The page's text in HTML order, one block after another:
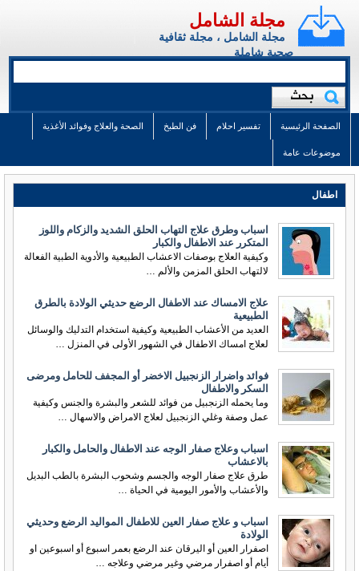
مجلة الشامل
مجلة الشامل ، مجلة ثقافية
صحية شاملة
الصفحة الرئيسية تفسير احلام فن الطبخ الصحة والعلاج وفوائد الأغذية
موضوعات عامة
اطفال
اسباب وطرق علاج التهاب الحلق الشديد والزكام واللوز
المتكرر عند الاطفال والكبار
وكيفية العلاج بوصفات الاعشاب الطبيعية والأدوية الطبية الفعالة
لالتهاب الحلق المزمن والألم …
علاج الامساك عند الاطفال الرضع حديثي الولادة بالطرق
الطبيعية
العديد من الأعشاب الطبيعية وكيفية استخدام التدليك والوسائل
لعلاج امساك الاطفال في الشهور الأولى في المنزل …
فوائد واضرار الزنجبيل الاخضر أو المجفف للحامل ومرضى
السكر والاطفال
وما يحمله الزنجبيل من فوائد للشعر والبشرة والجنس وكيفية
عمل وصفة وغلي الزنجبيل لعلاج الامراض والاسهال …
اسباب وعلاج صفار الوجه عند الاطفال والحامل والكبار
بالاعشاب
طرق علاج صفار الوجه والجسم وشحوب البشرة بالطب البديل
والأعشاب والأمور اليومية في الحياة …
اسباب و علاج صفار العين للاطفال المواليد الرضع وحديثي
الولادة
اصفرار العين أو اليرقان عند الرضع بعمر اسبوع أو اسبوعين او
أيام أو اصفرار مرضي وغير مرضي وعلاجه …